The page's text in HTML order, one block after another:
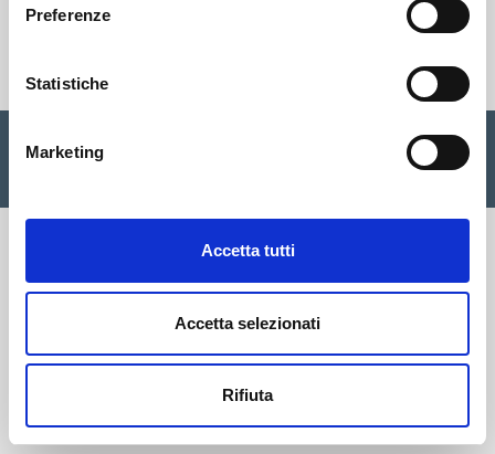
Preferenze
Statistiche
Marketing
Accetta tutti
Accetta selezionati
Rifiuta
Cisalfa Sport SpA Via Boccea, 496 - 00166 Roma C.F. P.IVA.
05352580962 Registro imprese Roma n. 1156390 Cap. sociale